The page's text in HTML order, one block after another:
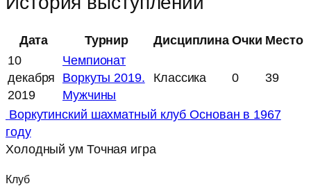
Дата Турнир ДисциплинаОчки Место
10
декабря
2019
Чемпионат
Воркуты 2019.
Мужчины
Классика 0 39
Воркутинский шахматный клубОснован в 1967
году
Холодный ум Точная игра
Клуб